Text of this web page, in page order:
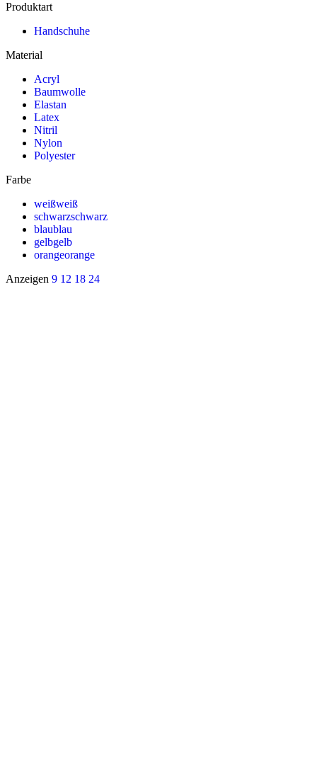
Produktart
Handschuhe
Material
Acryl
Baumwolle
Elastan
Latex
Nitril
Nylon
Polyester
Farbe
weißweiß
schwarzschwarz
blaublau
gelbgelb
orangeorange
Anzeigen 9 12 18 24